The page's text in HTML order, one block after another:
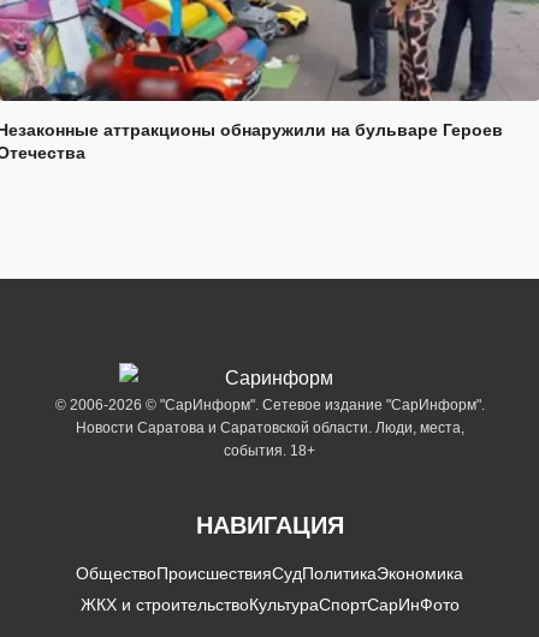
аттракционы обнаружили на бульваре Героев
© 2006-2026 © "СарИнформ". Сетевое издание "СарИнформ".
Новости Саратова и Саратовской области. Люди, места,
события. 18+
НАВИГАЦИЯ
ОбществоПроисшествияСудПолитикаЭкономика
ЖКХ и строительствоКультураСпортСарИнФото